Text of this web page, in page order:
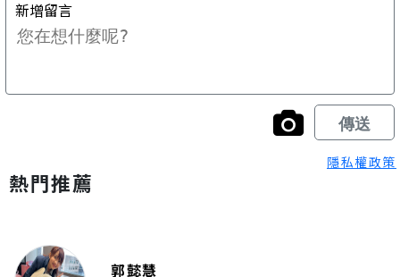
隱私權政策
熱門推薦
郭懿慧